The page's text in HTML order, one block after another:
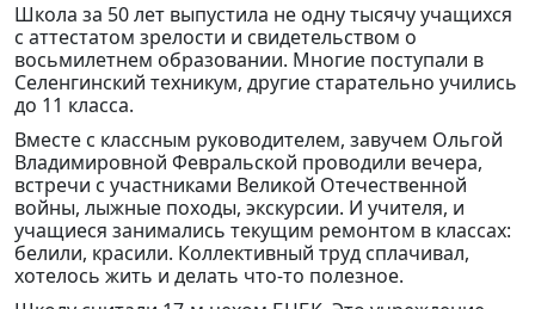
Школа за 50 лет выпустила не одну тысячу учащихся
с аттестатом зрелости и свидетельством о
восьмилетнем образовании. Многие поступали в
Селенгинский техникум, другие старательно учились
до 11 класса.
Вместе с классным руководителем, завучем Ольгой
Владимировной Февральской проводили вечера,
встречи с участниками Великой Отечественной
войны, лыжные походы, экскурсии. И учителя, и
учащиеся занимались текущим ремонтом в классах:
белили, красили. Коллективный труд сплачивал,
хотелось жить и делать что-то полезное.